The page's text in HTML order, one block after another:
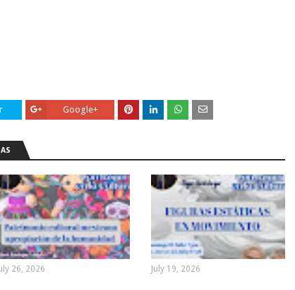
Google+
26, 2026 July 19, 2026